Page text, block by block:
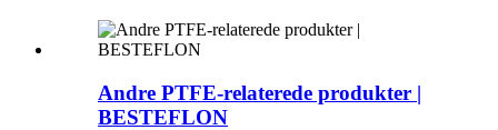
Andre PTFE-relaterede produkter |
BESTEFLON